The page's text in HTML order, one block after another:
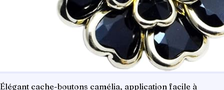
Élégant cache-boutons camélia, application facile à